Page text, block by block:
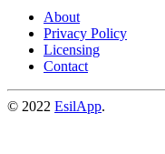
About
Privacy Policy
Licensing
Contact
© 2022 EsilApp.